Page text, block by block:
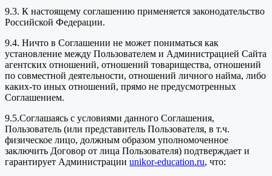
9.3. К настоящему соглашению применяется законодательство
Российской Федерации.
9.4. Ничто в Соглашении не может пониматься как
установление между Пользователем и Администрацией Сайта
агентских отношений, отношений товарищества, отношений
по совместной деятельности, отношений личного найма, либо
каких-то иных отношений, прямо не предусмотренных
Соглашением.
9.5.Соглашаясь с условиями данного Соглашения,
Пользователь (или представитель Пользователя, в т.ч.
физическое лицо, должным образом уполномоченное
заключить Договор от лица Пользователя) подтверждает и
гарантирует Администрации unikor-education.ru, что: